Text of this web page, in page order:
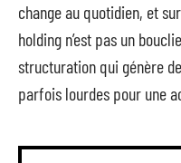
change au quotidien, et
holding n’est pas un
structuration qui génère
parfois lourdes pour une